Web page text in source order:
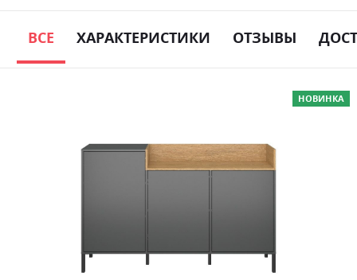
ВСЕ ХАРАКТЕРИСТИКИ ОТЗЫВЫ
НОВИНКА